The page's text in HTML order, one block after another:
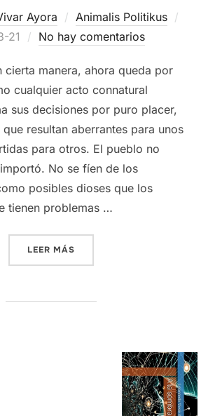
Ayora Animalis Politikus
21 No hay comentarios
cierta manera, ahora queda por
cualquier acto connatural
sus decisiones por puro placer,
resultan aberrantes para unos
para otros. El pueblo no
No se fíen de los
posibles dioses que los
tienen problemas …
LEER MÁS